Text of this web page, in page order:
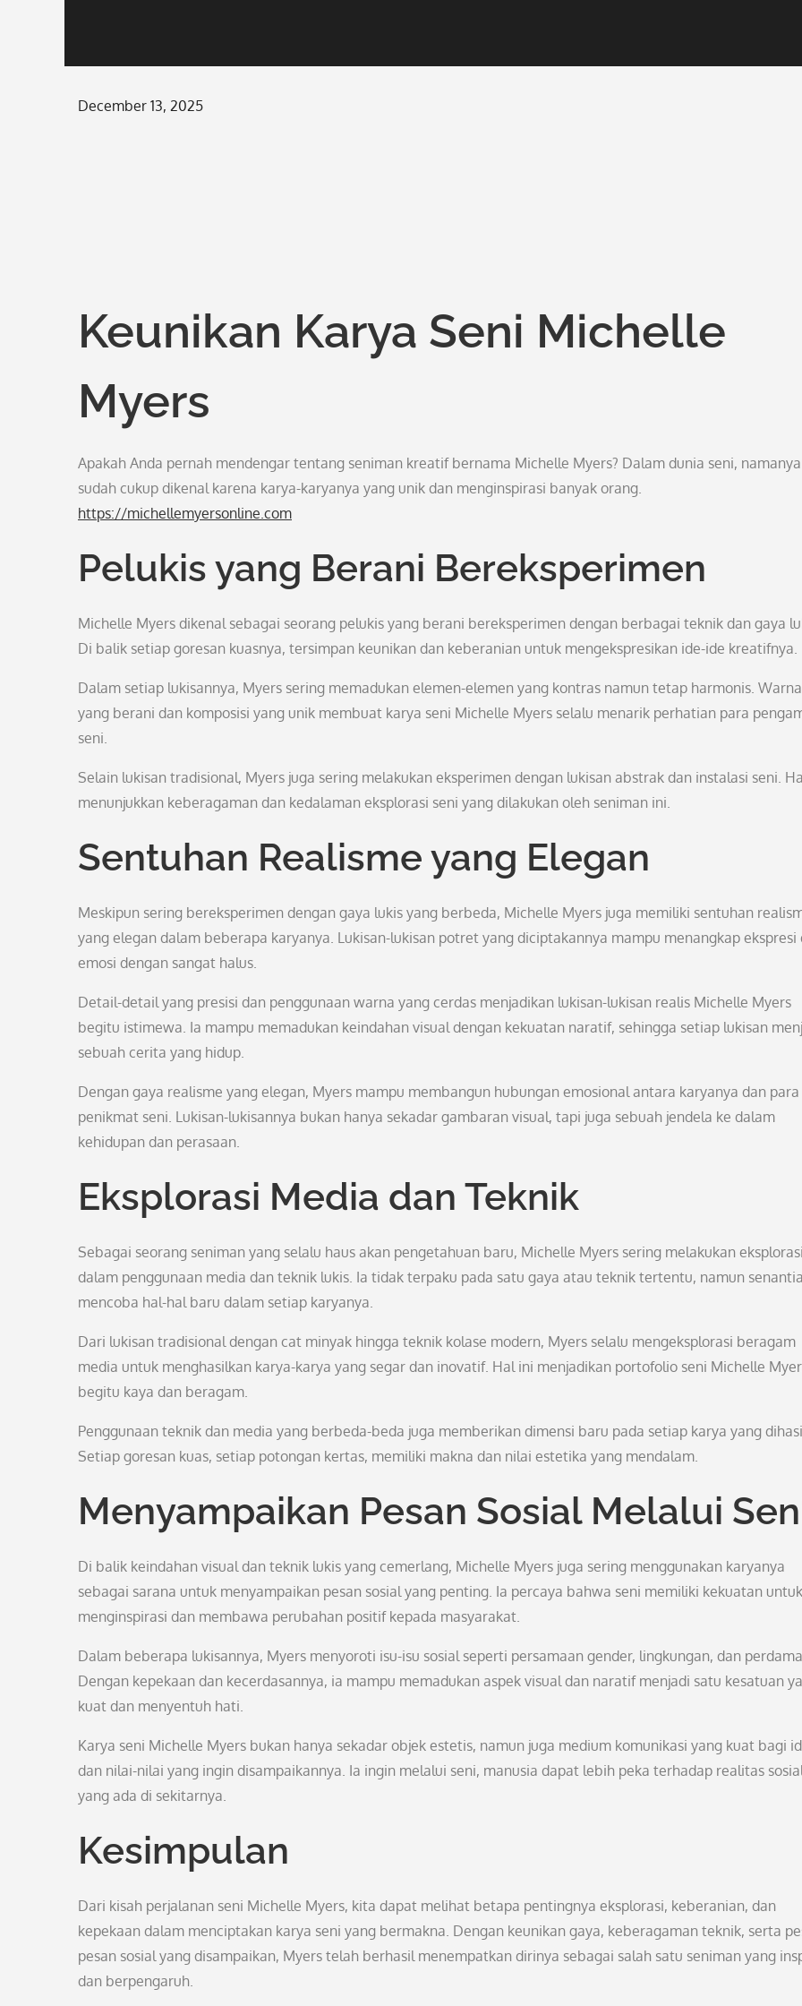
Posted
December 13, 2025
Keunikan Karya Seni Michelle
Myers
Apakah Anda pernah mendengar tentang seniman kreatif bernama Michelle Myers? Dalam dunia seni, namanya
sudah cukup dikenal karena karya-karyanya yang unik dan menginspirasi banyak orang.
https://michellemyersonline.com
Pelukis yang Berani Bereksperimen
Michelle Myers dikenal sebagai seorang pelukis yang berani bereksperimen dengan berbagai teknik dan gaya
Di balik setiap goresan kuasnya, tersimpan keunikan dan keberanian untuk mengekspresikan ide-ide kreatifnya.
Dalam setiap lukisannya, Myers sering memadukan elemen-elemen yang kontras namun tetap harmonis.
yang berani dan komposisi yang unik membuat karya seni Michelle Myers selalu menarik perhatian para
seni.
Selain lukisan tradisional, Myers juga sering melakukan eksperimen dengan lukisan abstrak dan instalasi seni.
menunjukkan keberagaman dan kedalaman eksplorasi seni yang dilakukan oleh seniman ini.
Sentuhan Realisme yang Elegan
Meskipun sering bereksperimen dengan gaya lukis yang berbeda, Michelle Myers juga memiliki sentuhan
yang elegan dalam beberapa karyanya. Lukisan-lukisan potret yang diciptakannya mampu menangkap ekspresi
emosi dengan sangat halus.
Detail-detail yang presisi dan penggunaan warna yang cerdas menjadikan lukisan-lukisan realis Michelle Myers
begitu istimewa. Ia mampu memadukan keindahan visual dengan kekuatan naratif, sehingga setiap lukisan
sebuah cerita yang hidup.
Dengan gaya realisme yang elegan, Myers mampu membangun hubungan emosional antara karyanya dan para
penikmat seni. Lukisan-lukisannya bukan hanya sekadar gambaran visual, tapi juga sebuah jendela ke dalam
kehidupan dan perasaan.
Eksplorasi Media dan Teknik
Sebagai seorang seniman yang selalu haus akan pengetahuan baru, Michelle Myers sering melakukan eksplorasi
dalam penggunaan media dan teknik lukis. Ia tidak terpaku pada satu gaya atau teknik tertentu, namun
mencoba hal-hal baru dalam setiap karyanya.
Dari lukisan tradisional dengan cat minyak hingga teknik kolase modern, Myers selalu mengeksplorasi beragam
media untuk menghasilkan karya-karya yang segar dan inovatif. Hal ini menjadikan portofolio seni Michelle
begitu kaya dan beragam.
Penggunaan teknik dan media yang berbeda-beda juga memberikan dimensi baru pada setiap karya yang
Setiap goresan kuas, setiap potongan kertas, memiliki makna dan nilai estetika yang mendalam.
Menyampaikan Pesan Sosial Melalui
Di balik keindahan visual dan teknik lukis yang cemerlang, Michelle Myers juga sering menggunakan karyanya
sebagai sarana untuk menyampaikan pesan sosial yang penting. Ia percaya bahwa seni memiliki kekuatan untuk
menginspirasi dan membawa perubahan positif kepada masyarakat.
Dalam beberapa lukisannya, Myers menyoroti isu-isu sosial seperti persamaan gender, lingkungan, dan
Dengan kepekaan dan kecerdasannya, ia mampu memadukan aspek visual dan naratif menjadi satu kesatuan
kuat dan menyentuh hati.
Karya seni Michelle Myers bukan hanya sekadar objek estetis, namun juga medium komunikasi yang kuat bagi
dan nilai-nilai yang ingin disampaikannya. Ia ingin melalui seni, manusia dapat lebih peka terhadap realitas
yang ada di sekitarnya.
Kesimpulan
Dari kisah perjalanan seni Michelle Myers, kita dapat melihat betapa pentingnya eksplorasi, keberanian, dan
kepekaan dalam menciptakan karya seni yang bermakna. Dengan keunikan gaya, keberagaman teknik, serta
pesan sosial yang disampaikan, Myers telah berhasil menempatkan dirinya sebagai salah satu seniman yang
dan berpengaruh.